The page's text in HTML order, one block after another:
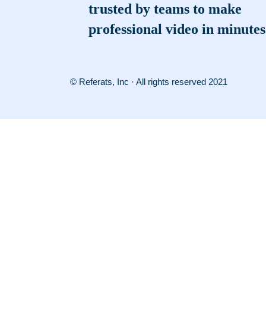
trusted by teams to make
professional video in minutes
© Referats, Inc · All rights reserved 2021